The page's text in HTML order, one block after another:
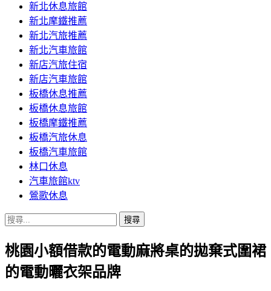
新北休息旅館
新北摩鐵推薦
新北汽旅推薦
新北汽車旅館
新店汽旅住宿
新店汽車旅館
板橋休息推薦
板橋休息旅館
板橋摩鐵推薦
板橋汽旅休息
板橋汽車旅館
林口休息
汽車旅館ktv
鶯歌休息
搜
關
鍵
字:
桃園小額借款的電動麻將桌的拋棄式圍裙
的電動曬衣架品牌